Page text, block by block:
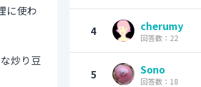
に使わ
炒り豆
4 cherumy
回答数：22
5 Sono
回答数：18